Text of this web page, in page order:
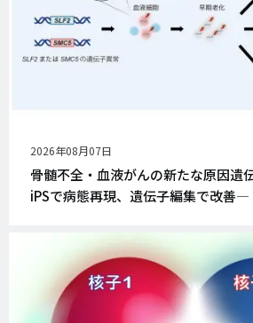
公
開
日
2026年08月07日
骨髄不全・血液がんの新たな原因遺
iPSで病態再現、遺伝子編集で改善―